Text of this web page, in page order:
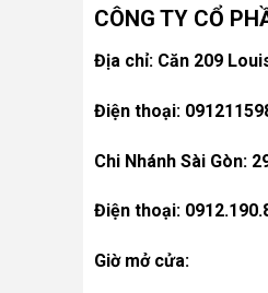
CÔNG TY CỔ
Địa chỉ: Căn 209
Điện thoại:
Chi Nhánh Sài Gòn:
Điện thoại:
Giờ mở cửa: